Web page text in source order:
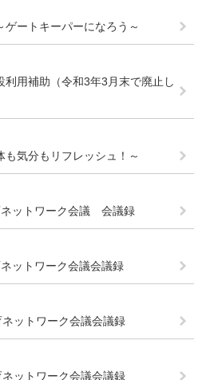
ートキーパーになろう～
用補助（令和3年3月末で廃止し
気分もリフレッシュ！～
ットワーク会議 会議録
ットワーク会議会議録
ットワーク会議会議録
ットワーク会議会議録